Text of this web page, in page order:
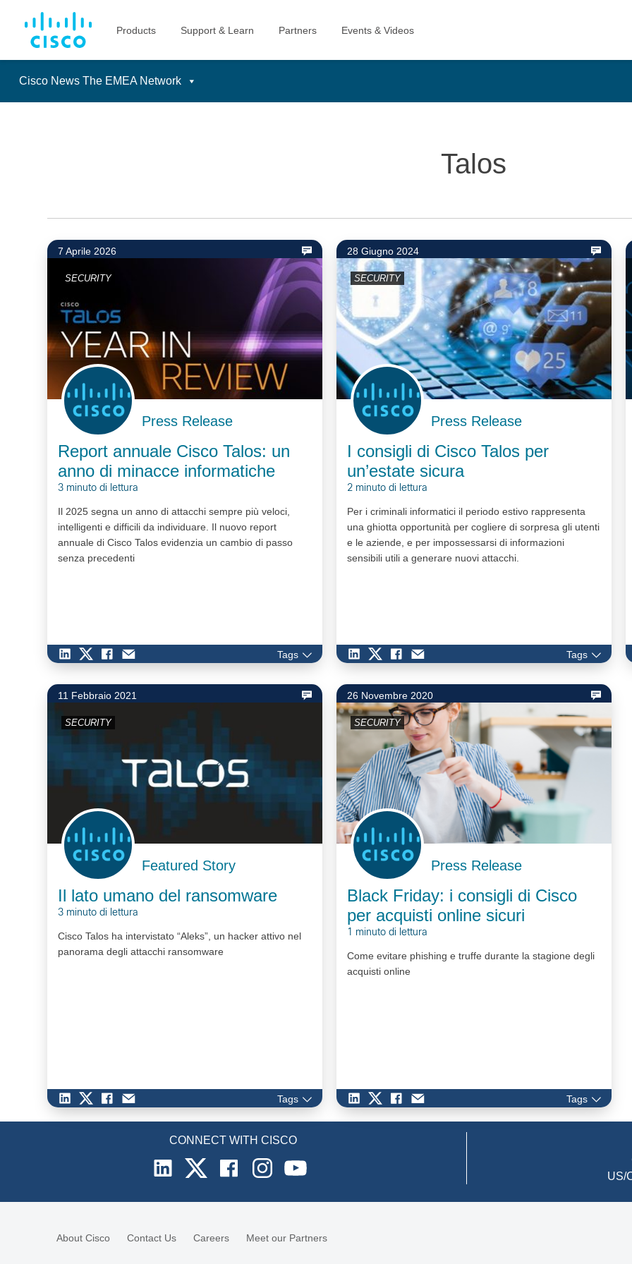
Cisco News The EMEA Network
Talos
7 Aprile 2026
SECURITY
Press Release
Report annuale Cisco Talos: un
anno di minacce informatiche
3 minuto di lettura
Il 2025 segna un anno di attacchi sempre più veloci,
intelligenti e difficili da individuare. Il nuovo report
annuale di Cisco Talos evidenzia un cambio di passo
senza precedenti
Tags
28 Giugno 2024
SECURITY
Press Release
I consigli di Cisco Talos per
un’estate sicura
2 minuto di lettura
Per i criminali informatici il periodo estivo rappresenta
una ghiotta opportunità per cogliere di sorpresa gli utenti
e le aziende, e per impossessarsi di informazioni
sensibili utili a generare nuovi attacchi.
Tags
11 Febbraio 2021
SECURITY
Featured Story
Il lato umano del ransomware
3 minuto di lettura
Cisco Talos ha intervistato “Aleks”, un hacker attivo nel
panorama degli attacchi ransomware
Tags
26 Novembre 2020
SECURITY
Press Release
Black Friday: i consigli di Cisco
per acquisti online sicuri
1 minuto di lettura
Come evitare phishing e truffe durante la stagione degli
acquisti online
Tags
CONNECT WITH CISCO
US/